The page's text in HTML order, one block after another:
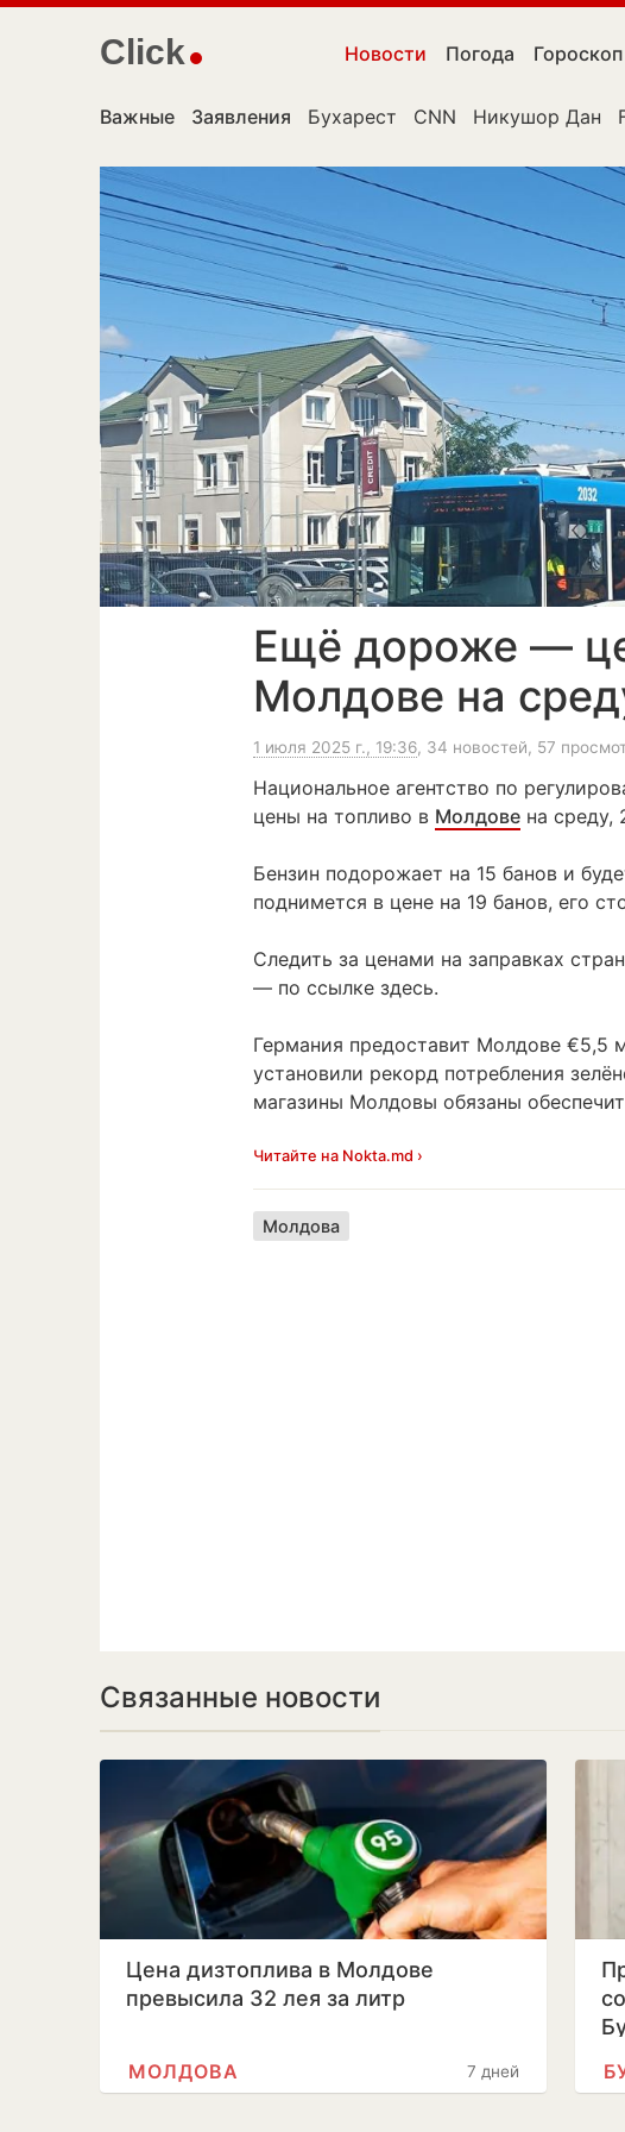
Click Новости Погода Гороскоп
Важные Заявления Бухарест CNN Никушор Дан
Ещё дороже —
Молдове на
1 июля 2025 г., 19:36, 34 новостей, 57
Национальное агентство по
цены на топливо в Молдове на среду,
Бензин подорожает на 15 банов и
поднимется в цене на 19 банов, его
Следить за ценами на заправках
— по ссылке здесь.
Германия предоставит Молдове €5,5
установили рекорд потребления
магазины Молдовы обязаны
Читайте на Nokta.md ›
Молдова
Связанные новости
Цена дизтоплива в Молдове
превысила 32 лея за литр
7 дней
МОЛДОВА